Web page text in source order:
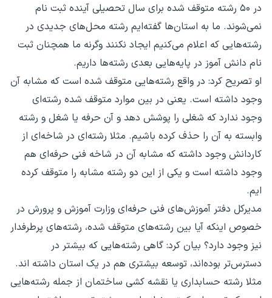
در ۵۰ رشته متوقف شده برای سال تحصیلی آینده ثبت نام
نمی‌شوند. ما به استان‌ها گفته‌ایم رشته محل‌های جدیدی در
رشته‌هایی که اعلام می‌کنیم ایجاد نکنند وگرنه ما همچنان ثبت
نام دانش آموز در پایه‌هایی بعدی رشته‌ها داریم.
او تصریح کرد: در واقع رشته‌هایی متوقف شده است که مشابه آن
وجود داشته است. یعنی در بین موارد متوقف شده رشته‌ای
وجود ندارد که شغلی را پوشش دهد و آن حرفه یا شغل و رشته
وابسته به آن را حذف کرده باشیم. مثلا رشته‌ای در شاخه‌ای از
کاردانش وجود داشته که مشابه آن در شاخه فنی حرفه‌ای هم
وجود داشته است و یکی از این دو رشته مشابه را متوقف کرده
ایم.
مدیرکل دفتر آموزش‌های فنی حرفه‌ای وزارت آموزش و پرورش در
خصوص اینکه آیا بین رشته‌های متوقف شده، رشته‌های پرطرفدار
نیز وجود دارد؟ بیان کرد: گاهی رشته‌هایی که بیشتر در
دسترس‌تر بوده‌اند، توسعه بیشتری هم در یک استان داشته اند.
مثلا رشته حسابداری یا نقشه کشی ساختمان از جمله رشته‌هایی